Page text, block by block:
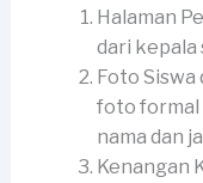
Halaman
dari kepala
Foto Siswa
foto formal
nama dan
Kenangan